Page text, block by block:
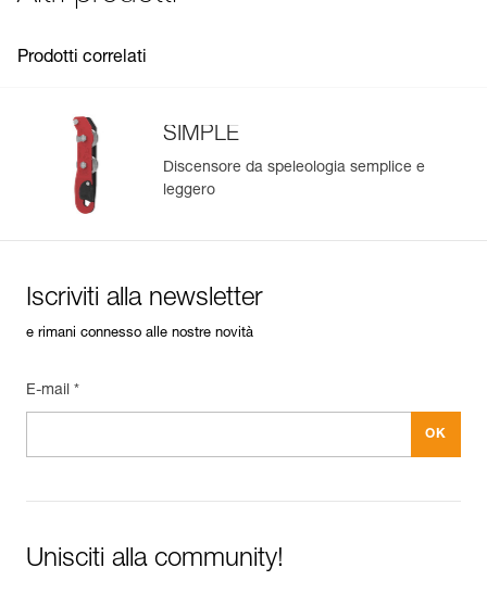
Prodotti correlati
SIMPLE
Discensore da speleologia semplice e
leggero
Iscriviti alla newsletter
e rimani connesso alle nostre novità
E-mail *
Unisciti alla community!